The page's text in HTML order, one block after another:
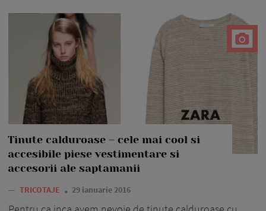
Tinute calduroase – cele mai cool si
accesibile piese vestimentare si
accesorii ale saptamanii
— TRICOTAJE 29 ianuarie 2016